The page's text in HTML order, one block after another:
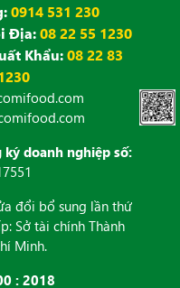
0914 531 230
Địa:08 22 55 1230
Khẩu:08 22 83
doanh nghiệp số:
đổi bổ sung lần thứ
Sở tài chính Thành
Minh.
: 2018